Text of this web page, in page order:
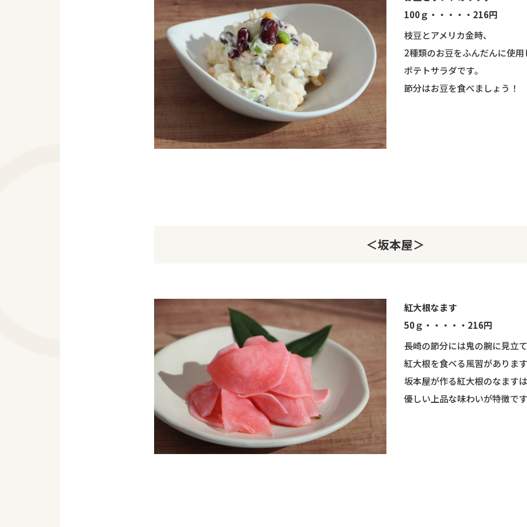
100ｇ・・・・・216円
枝豆とアメリカ金時、
2種類のお豆をふんだんに使用
ポテトサラダです。
節分はお豆を食べましょう！
＜坂本屋＞
紅大根なます
50ｇ・・・・・216円
長崎の節分には鬼の腕に見立
紅大根を食べる風習がありま
坂本屋が作る紅大根のなます
優しい上品な味わいが特徴で